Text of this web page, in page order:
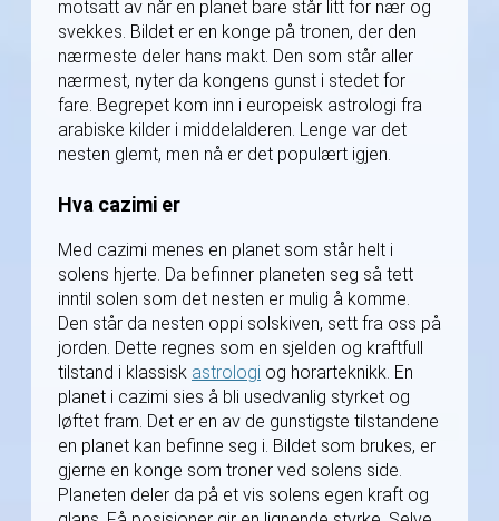
motsatt av når en planet bare står litt for nær og
svekkes. Bildet er en konge på tronen, der den
nærmeste deler hans makt. Den som står aller
nærmest, nyter da kongens gunst i stedet for
fare. Begrepet kom inn i europeisk astrologi fra
arabiske kilder i middelalderen. Lenge var det
nesten glemt, men nå er det populært igjen.
Hva cazimi er
Med cazimi menes en planet som står helt i
solens hjerte. Da befinner planeten seg så tett
inntil solen som det nesten er mulig å komme.
Den står da nesten oppi solskiven, sett fra oss på
jorden. Dette regnes som en sjelden og kraftfull
tilstand i klassisk astrologi og horarteknikk. En
planet i cazimi sies å bli usedvanlig styrket og
løftet fram. Det er en av de gunstigste tilstandene
en planet kan befinne seg i. Bildet som brukes, er
gjerne en konge som troner ved solens side.
Planeten deler da på et vis solens egen kraft og